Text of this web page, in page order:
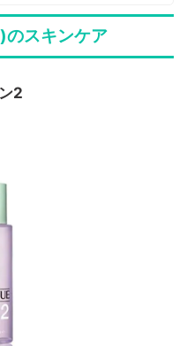
のスキンケア
2